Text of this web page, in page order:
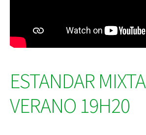
ESTANDAR MIXTA
VERANO 19H20